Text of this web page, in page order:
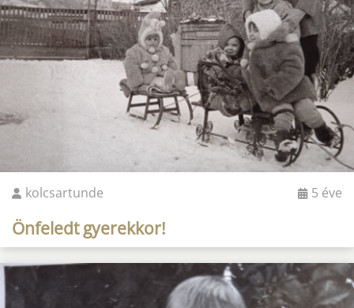
kolcsartunde 5 éve
Önfeledt gyerekkor!